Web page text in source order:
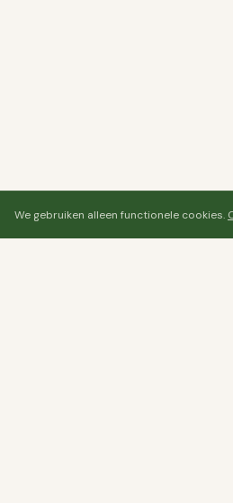
We gebruiken alleen functionele cookies.